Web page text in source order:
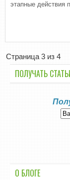
этапные действия
Страница 3 из 4
ПОЛУЧАТЬ
О БЛОГЕ